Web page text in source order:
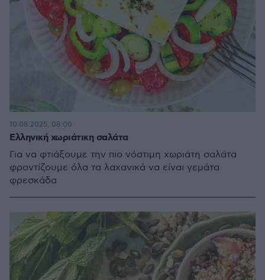
Ελληνική χωριάτικη σαλάτα
Για να φτιάξουμε την πιο νόστιμη χωριάτη σαλάτα
φροντίζουμε όλα τα λαχανικά να είναι γεμάτα
φρεσκάδα
10.08.2025, 08:00